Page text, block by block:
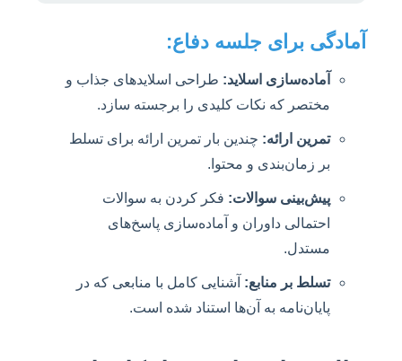
آمادگی برای جلسه دفاع:
آماده‌سازی اسلاید: طراحی اسلایدهای جذاب و
مختصر که نکات کلیدی را برجسته سازد.
تمرین ارائه: چندین بار تمرین ارائه برای تسلط
بر زمان‌بندی و محتوا.
پیش‌بینی سوالات: فکر کردن به سوالات
احتمالی داوران و آماده‌سازی پاسخ‌های
مستدل.
تسلط بر منابع: آشنایی کامل با منابعی که در
پایان‌نامه به آن‌ها استناد شده است.